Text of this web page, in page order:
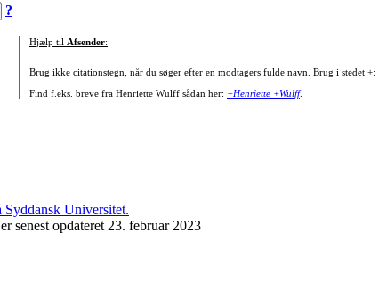
?
Hjælp til Afsender:
Brug ikke citationstegn, når du søger efter en modtagers fulde navn. Brug i stedet +:
Find f.eks. breve fra Henriette Wulff sådan her: +Henriette +Wulff.
senest opdateret 23. februar 2023